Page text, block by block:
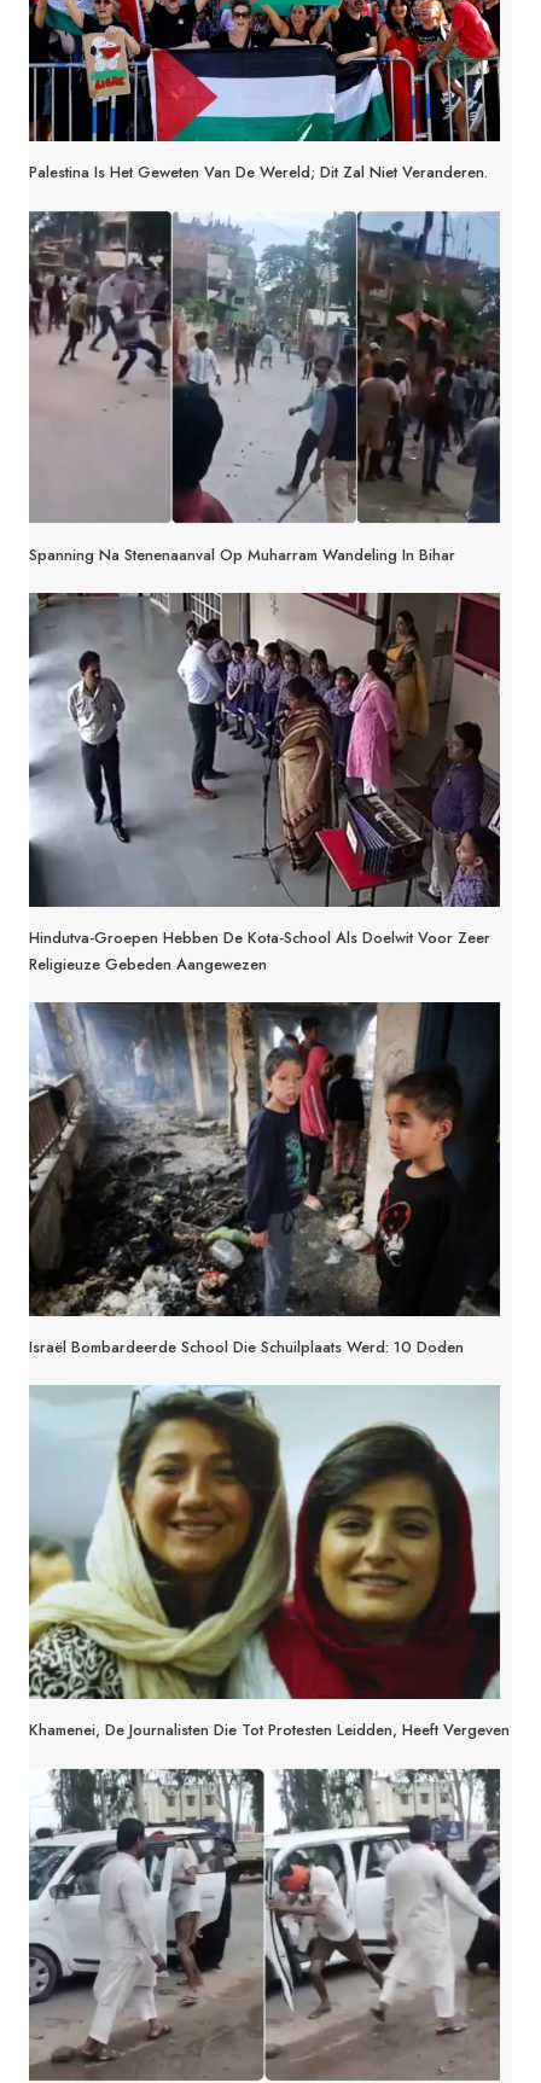
Palestina Is Het Geweten Van De Wereld; Dit Zal Niet Veranderen.
Spanning Na Stenenaanval Op Muharram Wandeling In Bihar
Hindutva-Groepen Hebben De Kota-School Als Doelwit Voor Zeer
Religieuze Gebeden Aangewezen
Israël Bombardeerde School Die Schuilplaats Werd: 10 Doden
Khamenei, De Journalisten Die Tot Protesten Leidden, Heeft Vergeven